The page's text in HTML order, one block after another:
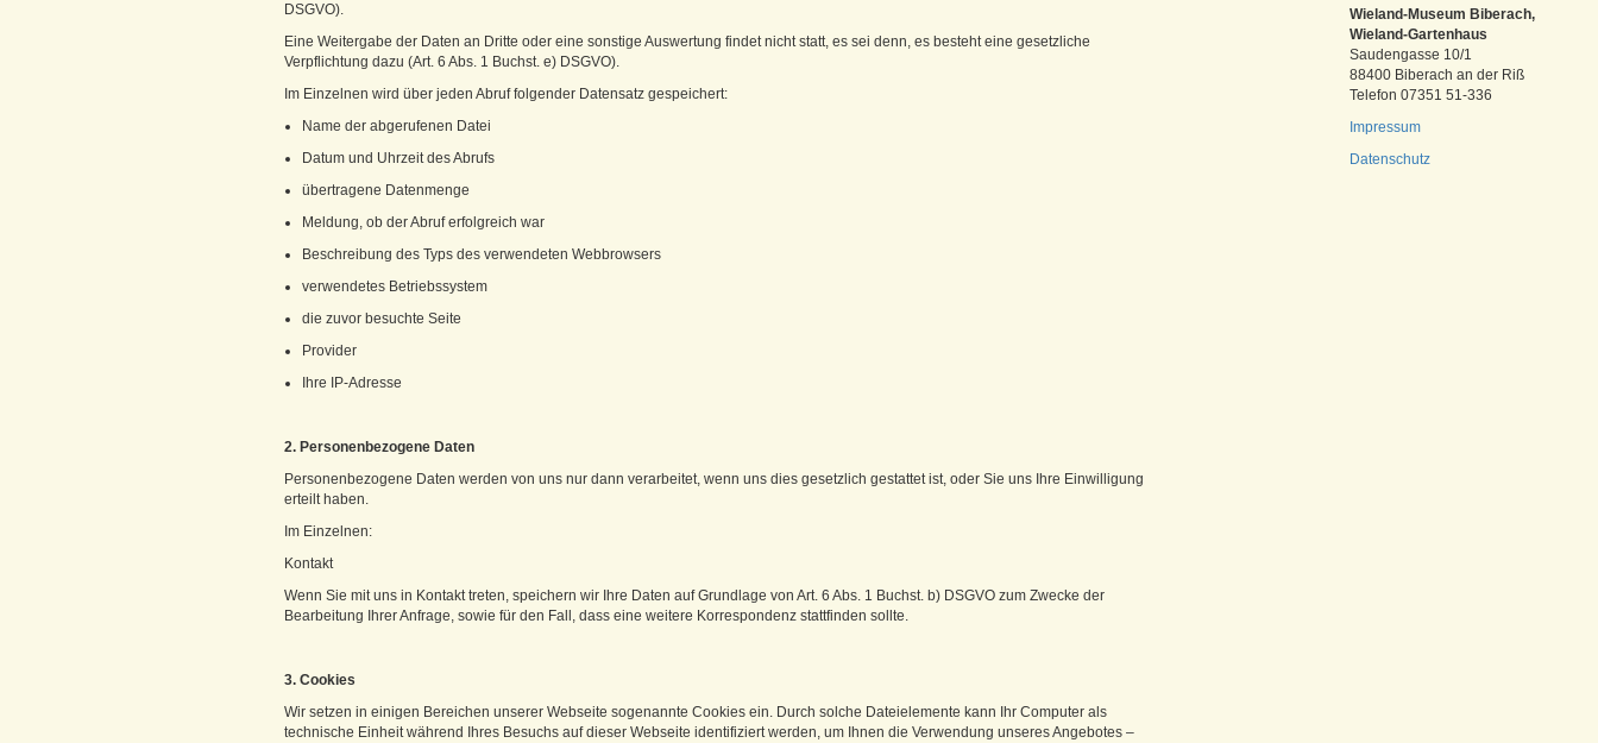
DSGVO).
Eine Weitergabe der Daten an Dritte oder eine sonstige Auswertung findet nicht statt, es sei denn, es besteht eine gesetzliche
Verpflichtung dazu (Art. 6 Abs. 1 Buchst. e) DSGVO).
Im Einzelnen wird über jeden Abruf folgender Datensatz gespeichert:
Name der abgerufenen Datei
Datum und Uhrzeit des Abrufs
übertragene Datenmenge
Meldung, ob der Abruf erfolgreich war
Beschreibung des Typs des verwendeten Webbrowsers
verwendetes Betriebssystem
die zuvor besuchte Seite
Provider
Ihre IP-Adresse
2. Personenbezogene Daten
Personenbezogene Daten werden von uns nur dann verarbeitet, wenn uns dies gesetzlich gestattet ist, oder Sie uns Ihre Einwilligung
erteilt haben.
Im Einzelnen:
Kontakt
Wenn Sie mit uns in Kontakt treten, speichern wir Ihre Daten auf Grundlage von Art. 6 Abs. 1 Buchst. b) DSGVO zum Zwecke der
Bearbeitung Ihrer Anfrage, sowie für den Fall, dass eine weitere Korrespondenz stattfinden sollte.
3. Cookies
Wir setzen in einigen Bereichen unserer Webseite sogenannte Cookies ein. Durch solche Dateielemente kann Ihr Computer als
technische Einheit während Ihres Besuchs auf dieser Webseite identifiziert werden, um Ihnen die Verwendung unseres Angebotes –
Wieland-Museum Biberach,
Wieland-Gartenhaus
Saudengasse 10/1
88400 Biberach an der Riß
Telefon 07351 51-336
Impressum
Datenschutz